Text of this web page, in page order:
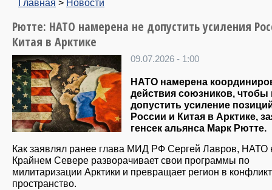
Главная > Новости
Рютте: НАТО намерена не допустить усиления
Китая в Арктике
09.07.2026 - 1:00
НАТО намерена
действия союзников, чтобы
допустить усиление
России и Китая в Арктике,
генсек альянса Марк Рютте.
Как заявлял ранее глава МИД РФ Сергей Лавров, НАТО
Крайнем Севере разворачивает свои программы по
милитаризации Арктики и превращает регион в
пространство.